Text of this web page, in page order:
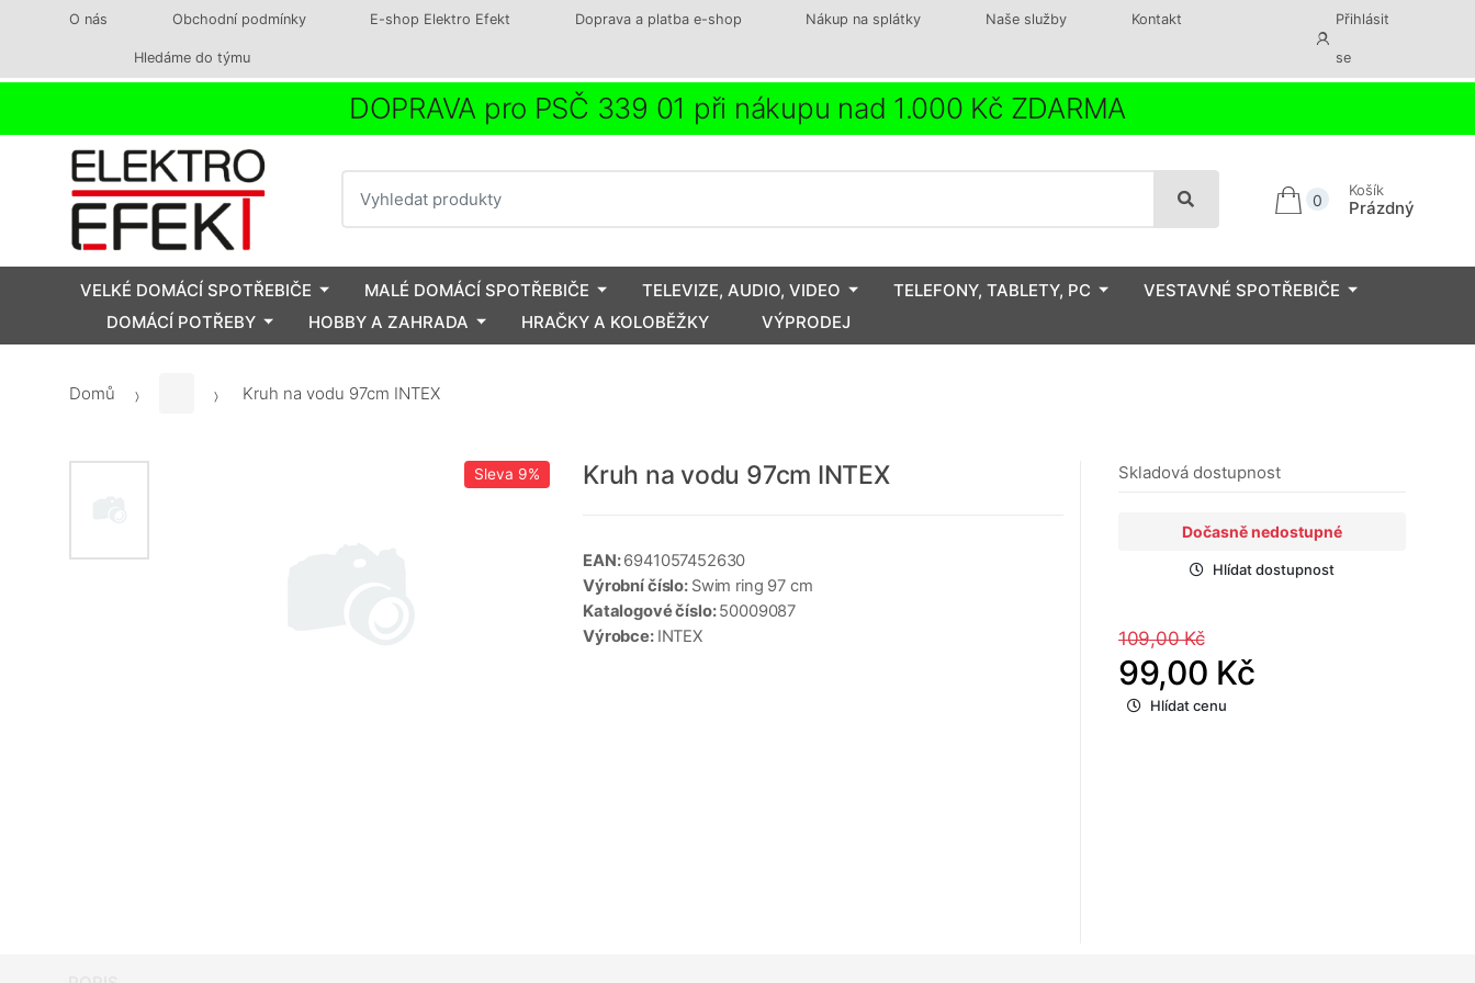
O nás Obchodní podmínky E-shop Elektro Efekt Doprava a platba e-shop Nákup na splátky Naše služby Kontakt
Hledáme do týmu
Přihlásit
se
DOPRAVA pro PSČ 339 01 při nákupu nad 1.000 Kč ZDARMA
0
Košík
Prázdný
VELKÉ DOMÁCÍ SPOTŘEBIČE MALÉ DOMÁCÍ SPOTŘEBIČE TELEVIZE, AUDIO, VIDEO TELEFONY, TABLETY, PC
VESTAVNÉ SPOTŘEBIČE
DOMÁCÍ POTŘEBY
HOBBY A ZAHRADA HRAČKY A KOLOBĚŽKY VÝPRODEJ
Domů Kruh na vodu 97cm INTEX
Sleva 9% Kruh na vodu 97cm INTEX
EAN:6941057452630
Výrobní číslo: Swim ring 97 cm
Katalogové číslo:50009087
Výrobce: INTEX
Skladová dostupnost
Dočasně nedostupné
Hlídat dostupnost
109,00 Kč
99,00 Kč
Hlídat cenu